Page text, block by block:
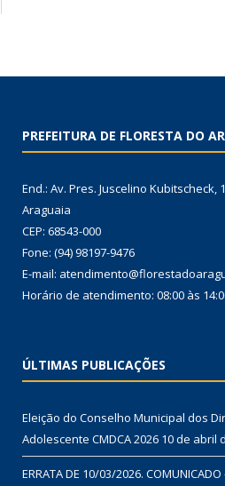
PREFEITURA DE FLORESTA DO
End.: Av. Pres. Juscelino Kubitscheck,
Araguaia
CEP: 68543-000
Fone: (94) 98197-9476
E-mail:
Horário de atendimento: 08:00 às
ÚLTIMAS PUBLICAÇÕES
Eleição do Conselho Municipal dos
Adolescente CMDCA 2026 10 de abril
ERRATA DE 10/03/2026. COMUNICADO